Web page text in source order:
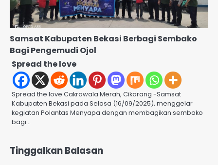
Samsat Kabupaten Bekasi Berbagi Sembako
Bagi Pengemudi Ojol
Spread the love
Spread the love Cakrawala Merah, Cikarang -Samsat
Kabupaten Bekasi pada Selasa (16/09/2025), menggelar
kegiatan Polantas Menyapa dengan membagikan sembako
bagi…
Tinggalkan Balasan